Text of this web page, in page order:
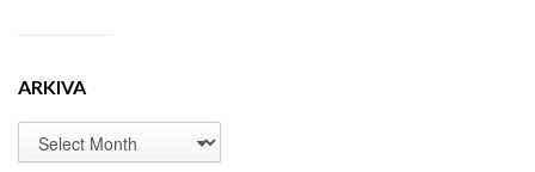
ARKIVA